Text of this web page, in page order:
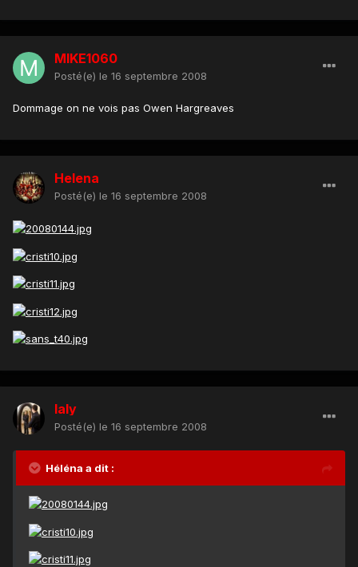
MIKE1060
Posté(e) le 16 septembre 2008
Dommage on ne vois pas Owen Hargreaves
Helena
Posté(e) le 16 septembre 2008
laly
Posté(e) le 16 septembre 2008
Héléna a dit :